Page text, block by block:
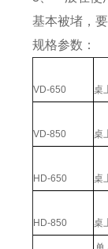
基本被堵，
规格参数：
VD-650 桌
VD-850 桌
HD-650 桌
HD-850 桌